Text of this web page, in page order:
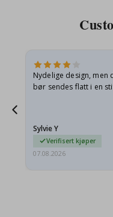
Nydelige design, men
bør sendes flatt i en
Sylvie Y
Verifisert kjøper
07.08.2026